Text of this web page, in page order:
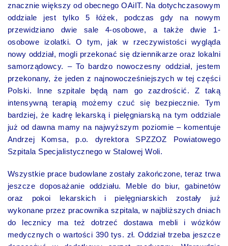
znacznie większy od obecnego OAiIT. Na dotychczasowym
oddziale jest tylko 5 łóżek, podczas gdy na nowym
przewidziano dwie sale 4-osobowe, a także dwie 1-
osobowe izolatki. O tym, jak w rzeczywistości wygląda
nowy oddział, mogli przekonać się dziennikarze oraz lokalni
samorządowcy. – To bardzo nowoczesny oddział, jestem
przekonany, że jeden z najnowocześniejszych w tej części
Polski. Inne szpitale będą nam go zazdrościć. Z taką
intensywną terapią możemy czuć się bezpiecznie. Tym
bardziej, że kadrę lekarską i pielęgniarską na tym oddziale
już od dawna mamy na najwyższym poziomie – komentuje
Andrzej Komsa, p.o. dyrektora SPZZOZ Powiatowego
Szpitala Specjalistycznego w Stalowej Woli.
Wszystkie prace budowlane zostały zakończone, teraz trwa
jeszcze doposażanie oddziału. Meble do biur, gabinetów
oraz pokoi lekarskich i pielęgniarskich zostały już
wykonane przez pracownika szpitala, w najbliższych dniach
do lecznicy ma też dotrzeć dostawa mebli i wózków
medycznych o wartości 390 tys. zł. Oddział trzeba jeszcze